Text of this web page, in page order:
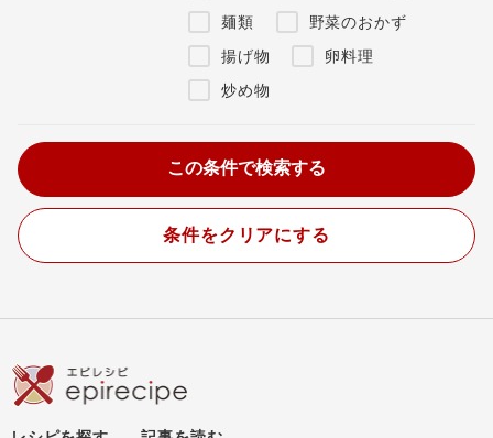
麺類
野菜のおかず
揚げ物
卵料理
炒め物
条件をクリアにする